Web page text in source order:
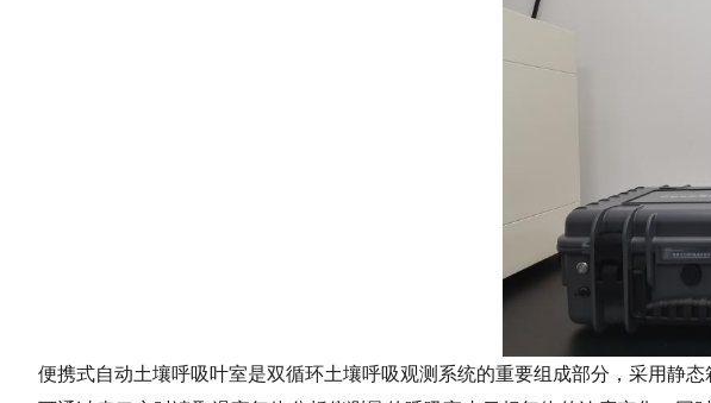
便携式自动土壤呼吸叶室是双循环土壤呼吸观测系统的重要组成部分，采用静